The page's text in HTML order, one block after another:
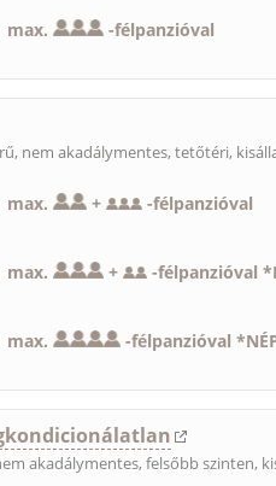
max. -félpanzióval
nem akadálymentes, tetőtéri,
max. + -félpanzióval
max. + -félpanzióval
max. -félpanzióval
akadálymentes, felsőbb szinten,